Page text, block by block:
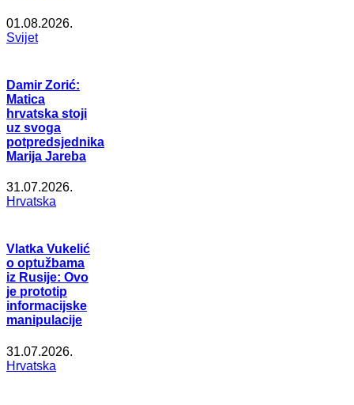
01.08.2026.
Svijet
Damir Zorić:
Matica
hrvatska stoji
uz svoga
potpredsjednika
Marija Jareba
31.07.2026.
Hrvatska
Vlatka Vukelić
o optužbama
iz Rusije: Ovo
je prototip
informacijske
manipulacije
31.07.2026.
Hrvatska